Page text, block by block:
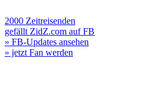
2000 Zeitreisenden
gefällt ZidZ.com auf FB
» FB-Updates ansehen
» jetzt Fan werden